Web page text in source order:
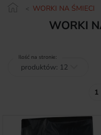
WORKI NA ŚMIECI
WORKI
Ilość na stronie:
1